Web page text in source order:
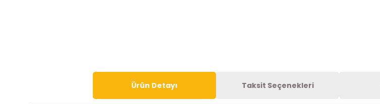
Ürün Detayı Taksit Seçenekleri